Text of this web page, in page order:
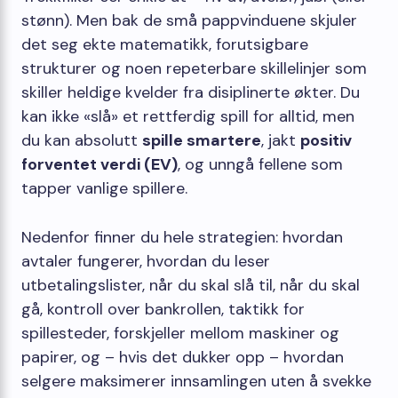
stønn). Men bak de små pappvinduene skjuler
det seg ekte matematikk, forutsigbare
strukturer og noen repeterbare skillelinjer som
skiller heldige kvelder fra disiplinerte økter. Du
kan ikke «slå» et rettferdig spill for alltid, men
du kan absolutt spille smartere, jakt positiv
forventet verdi (EV), og unngå fellene som
tapper vanlige spillere.
Nedenfor finner du hele strategien: hvordan
avtaler fungerer, hvordan du leser
utbetalingslister, når du skal slå til, når du skal
gå, kontroll over bankrollen, taktikk for
spillesteder, forskjeller mellom maskiner og
papirer, og – hvis det dukker opp – hvordan
selgere maksimerer innsamlingen uten å svekke